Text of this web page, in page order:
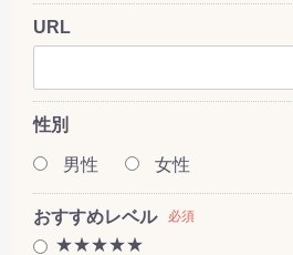
URL
性別
男性 女性
おすすめレベル 必須
★★★★★